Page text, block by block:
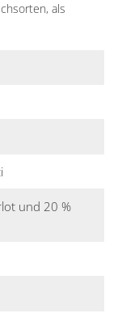
als
und 20 %